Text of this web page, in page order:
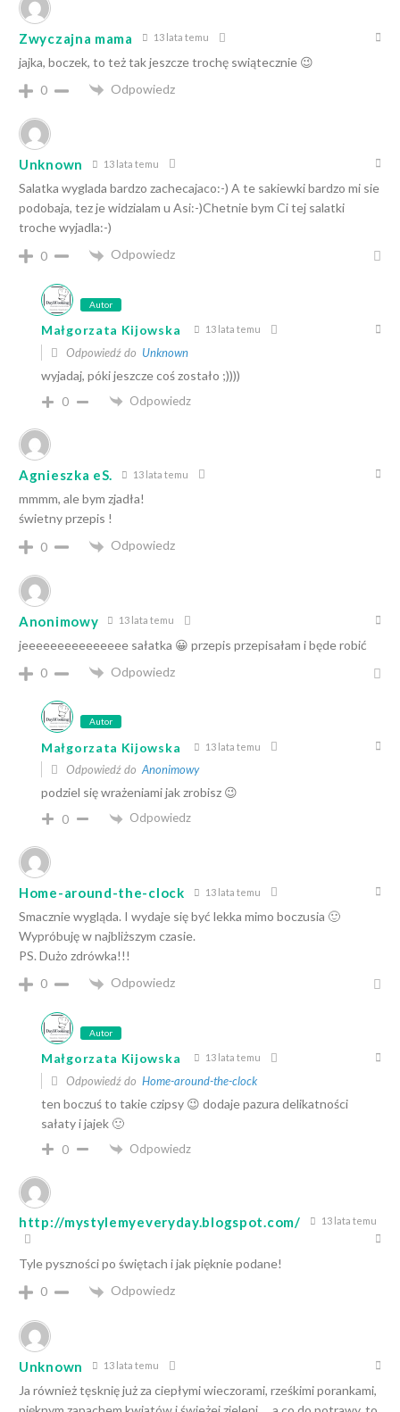
Zwyczajna mama 13 lata temu
jajka, boczek, to też tak jeszcze trochę swiątecznie 😉
0
Odpowiedz
Unknown 13 lata temu
Salatka wyglada bardzo zachecajaco:-) A te sakiewki bardzo mi sie
podobaja, tez je widzialam u Asi:-)Chetnie bym Ci tej salatki
troche wyjadla:-)
0
Odpowiedz
Autor
Małgorzata Kijowska 13 lata temu
Odpowiedź do Unknown
wyjadaj, póki jeszcze coś zostało ;))))
0 Odpowiedz
Agnieszka eS. 13 lata temu
mmmm, ale bym zjadła!
świetny przepis !
0
Odpowiedz
Anonimowy 13 lata temu
jeeeeeeeeeeeeeee sałatka 😀 przepis przepisałam i będe robić
0
Odpowiedz
Autor
Małgorzata Kijowska 13 lata temu
Odpowiedź doAnonimowy
podziel się wrażeniami jak zrobisz 😉
0 Odpowiedz
Home-around-the-clock 13 lata temu
Smacznie wygląda. I wydaje się być lekka mimo boczusia 🙂
Wypróbuję w najbliższym czasie.
PS. Dużo zdrówka!!!
0
Odpowiedz
Autor
Małgorzata Kijowska 13 lata temu
Odpowiedź do Home-around-the-clock
ten boczuś to takie czipsy 😉 dodaje pazura delikatności
sałaty i jajek 🙂
0 Odpowiedz
http://mystylemyeveryday.blogspot.com/ 13 lata temu
Tyle pyszności po świętach i jak pięknie podane!
0
Odpowiedz
Unknown 13 lata temu
Ja również tęsknię już za ciepłymi wieczorami, rześkimi porankami,